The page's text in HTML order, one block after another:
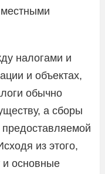
налогами и
и объектах,
обычно
а сборы
из этого,
основные